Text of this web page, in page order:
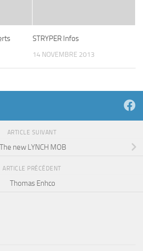
STRYPER Infos
14 NOVEMBRE 2013
ARTICLE SUIVANT
The new LYNCH MOB
ARTICLE PRÉCÉDENT
Thomas Enhco